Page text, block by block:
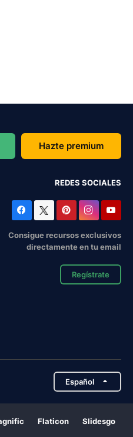
Hazte premium
REDES SOCIALES
Consigue recursos exclusivos
directamente en tu email
Regístrate
Español
Flaticon Slidesgo